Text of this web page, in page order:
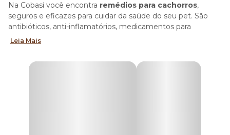
Na Cobasi você encontra remédios para cachorros,
seguros e eficazes para cuidar da saúde do seu pet. São
antibióticos, anti-inflamatórios, medicamentos para
proteger o seu cão de vermes, sarna, pulgas, carrapatos,
medicamentos para cachorro
disponíveis no site, app e
Leia Mais